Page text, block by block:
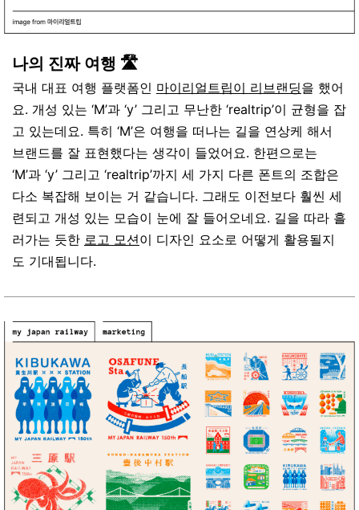
나의 진짜 여행 🛣
국내 대표 여행 플랫폼인 마이리얼트립이 리브랜딩을 했어
요. 개성 있는 ‘M’과 ‘y’ 그리고 무난한 ‘realtrip’이 균형을 잡
고 있는데요. 특히 ‘M’은 여행을 떠나는 길을 연상케 해서
브랜드를 잘 표현했다는 생각이 들었어요. 한편으로는
‘M’과 ‘y’ 그리고 ‘realtrip’까지 세 가지 다른 폰트의 조합은
다소 복잡해 보이는 거 같습니다. 그래도 이전보다 훨씬 세
련되고 개성 있는 모습이 눈에 잘 들어오네요. 길을 따라 흘
러가는 듯한 로고 모션이 디자인 요소로 어떻게 활용될지
도 기대됩니다.